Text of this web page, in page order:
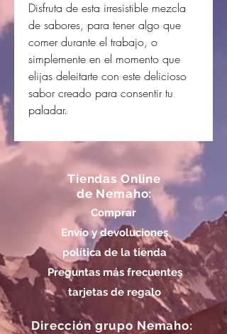
Disfruta de esta irresistible mezcla
de sabores, para tener algo que
comer durante el trabajo, o
simplemente en el momento que
elijas deleitarte con este delicioso
sabor creado para consentir tu
paladar.
Tiendas Online
de Nemaho:
Comprar
Envío y devoluciones
política de la tienda
Preguntas más frecuentes
tarjetas de regalo
Dirección grupo Nemaho: